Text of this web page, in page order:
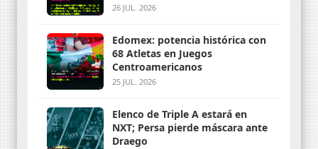
26 JUL. 2026
Edomex: potencia histórica con
68 Atletas en Juegos
Centroamericanos
25 JUL. 2026
Elenco de Triple A estará en
NXT; Persa pierde máscara ante
Draego